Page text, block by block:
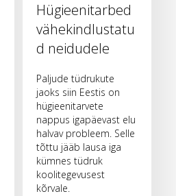
Hügieenitarbed
vähekindlustatu
d neidudele
Paljude tüdrukute
jaoks siin Eestis on
hügieenitarvete
nappus igapäevast elu
halvav probleem. Selle
tõttu jääb lausa iga
kümnes tüdruk
koolitegevusest
kõrvale.